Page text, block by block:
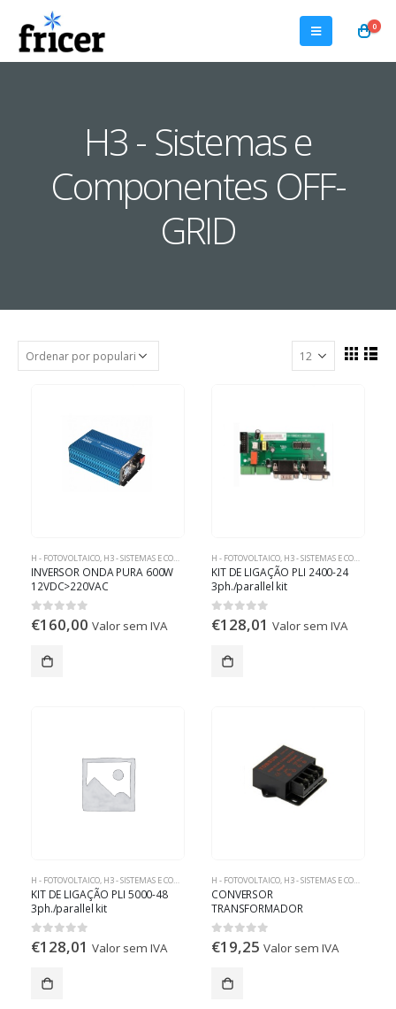
0
H3 - Sistemas e
Componentes OFF-
GRID
H - FOTOVOLTAICO, H3 - SISTEMAS E COMPONENTES OFF-GRID
INVERSOR ONDA PURA 600W
12VDC>220VAC
0out of 5
€160,00 Valor sem IVA
H - FOTOVOLTAICO, H3 - SISTEMAS E COMPONENTES OFF-GRID
KIT DE LIGAÇÃO PLI 2400-24
3ph./parallel kit
0out of 5
€128,01 Valor sem IVA
H - FOTOVOLTAICO, H3 - SISTEMAS E COMPONENTES OFF-GRID
KIT DE LIGAÇÃO PLI 5000-48
3ph./parallel kit
0out of 5
€128,01 Valor sem IVA
H - FOTOVOLTAICO, H3 - SISTEMAS E COMPONENTES OFF-GRID
CONVERSOR
TRANSFORMADOR
24VDC>12VDC 5A
0out of 5
€19,25 Valor sem IVA